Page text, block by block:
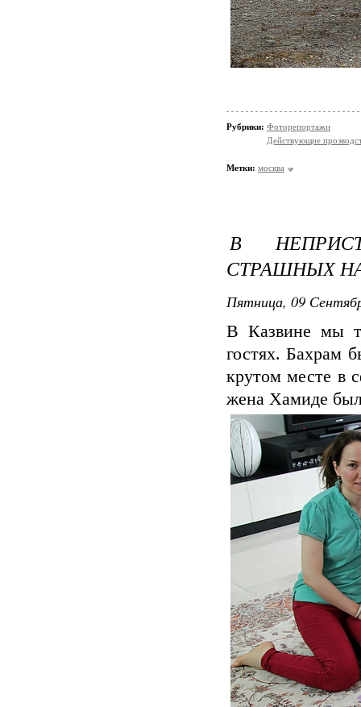
Рубрики: Фоторепортажи
Действующие
Метки: москва
В
СТРАШНЫХ
Пятница, 09
В Казвине мы
гостях. Бахрам
крутом месте в
жена Хамиде